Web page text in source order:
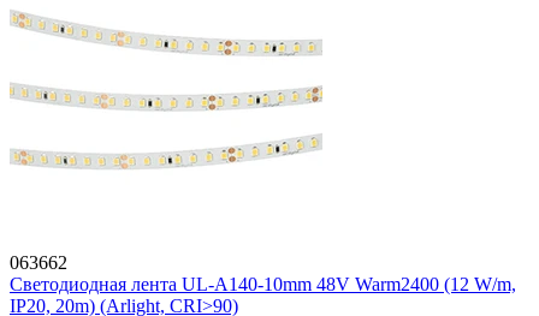
063662
Светодиодная лента UL-A140-10mm 48V Warm2400 (12 W/m,
IP20, 20m) (Arlight, CRI>90)